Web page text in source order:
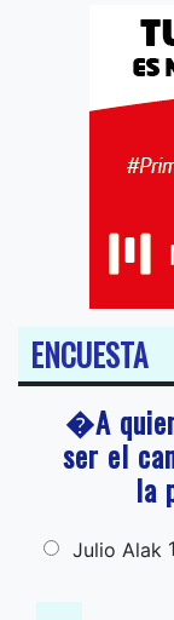
ENCUESTA
�A
ser el
la
Julio Alak